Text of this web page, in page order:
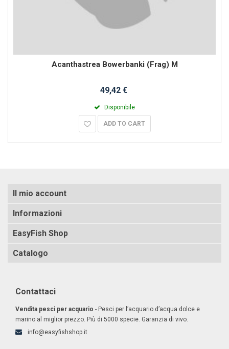
Acanthastrea Bowerbanki (Frag) M
49,42 €
Disponibile
ADD TO CART
Il mio account
Informazioni
EasyFish Shop
Catalogo
Contattaci
Vendita pesci per acquario - Pesci per l’acquario d’acqua dolce e
marino al miglior prezzo. Più di 5000 specie. Garanzia di vivo.
info@easyfishshop.it